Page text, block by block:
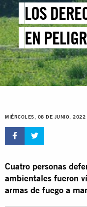
LOS
EN
MIÉRCOLES, 08 DE JUNIO, 2022
Cuatro personas
ambientales fueron
armas de fuego a